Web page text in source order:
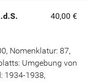
40,00 €
Nomenklatur: 87,
Umgebung von
1934-1938,